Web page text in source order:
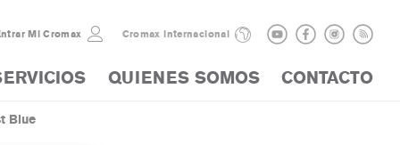
Mi Cromax Cromax internacional
QUIENES SOMOS CONTACTO
Blue